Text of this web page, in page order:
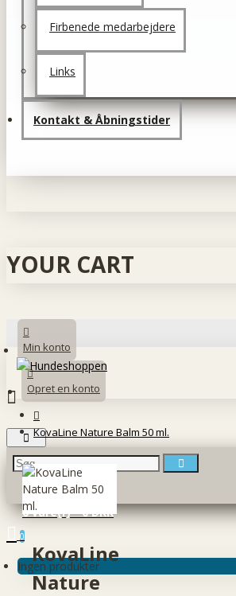
Firbenede medarbejdere
Links
Kontakt & Åbningstider
YOUR CART
Min konto
Opret en konto
0 vare(r) - 0 DKK
0
Ingen produkter
KovaLine Nature Balm 50 ml.
KovaLine
Nature